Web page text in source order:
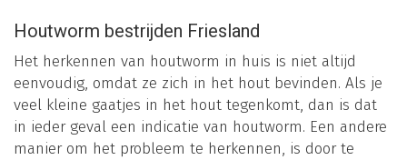
Houtworm bestrijden Friesland
Het herkennen van houtworm in huis is niet altijd
eenvoudig, omdat ze zich in het hout bevinden. Als je
veel kleine gaatjes in het hout tegenkomt, dan is dat
in ieder geval een indicatie van houtworm. Een andere
manier om het probleem te herkennen, is door te